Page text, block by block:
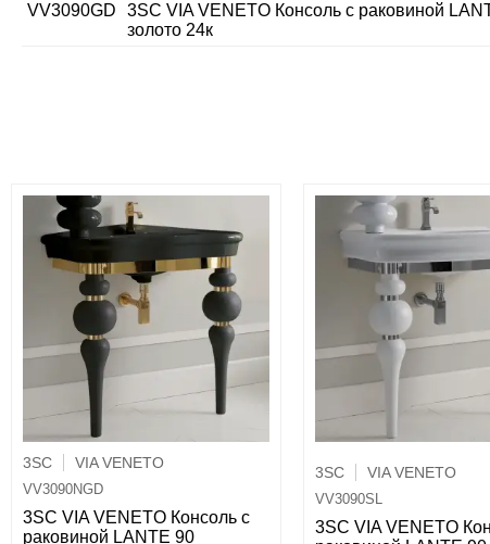
VV3090GD
3SC VIA VENETO Консоль с раковиной
золото 24к
3SC VIA VENETO
VV3090NGD
3SC VIA VENETO Консоль с
раковиной LANTE 90
3SC VIA VENETO
VV3090SL
3SC VIA VENETO